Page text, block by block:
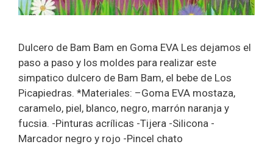
Dulcero de Bam Bam en Goma EVA Les dejamos el
paso a paso y los moldes para realizar este
simpatico dulcero de Bam Bam, el bebe de Los
Picapiedras. *Materiales: –Goma EVA mostaza,
caramelo, piel, blanco, negro, marrón naranja y
fucsia. -Pinturas acrílicas -Tijera -Silicona -
Marcador negro y rojo -Pincel chato